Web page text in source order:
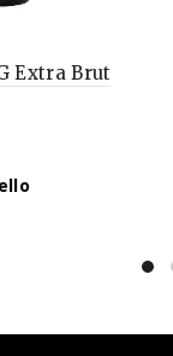
Extra Brut